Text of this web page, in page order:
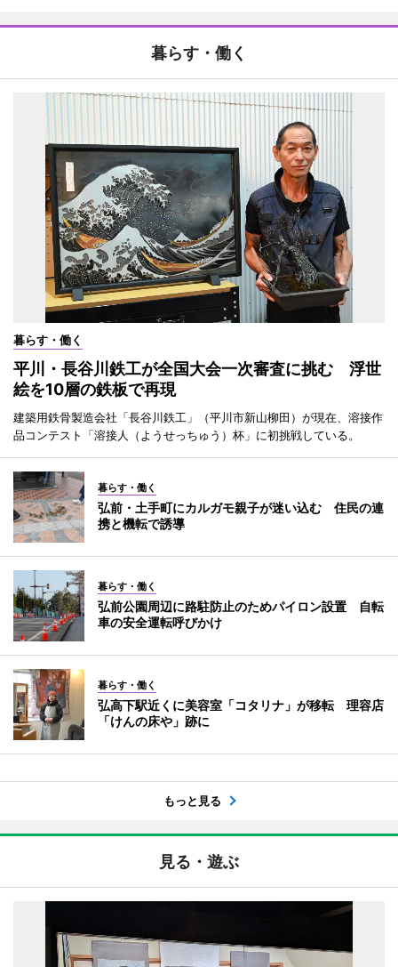
暮らす・働く
暮らす・働く
平川・長谷川鉄工が全国大会一次審査に挑む 浮世
絵を10層の鉄板で再現
建築用鉄骨製造会社「長谷川鉄工」（平川市新山柳田）が現在、溶接作
品コンテスト「溶接人（ようせっちゅう）杯」に初挑戦している。
暮らす・働く
弘前・土手町にカルガモ親子が迷い込む 住民の連
携と機転で誘導
暮らす・働く
弘前公園周辺に路駐防止のためパイロン設置 自転
車の安全運転呼びかけ
暮らす・働く
弘高下駅近くに美容室「コタリナ」が移転 理容店
「けんの床や」跡に
もっと見る
見る・遊ぶ